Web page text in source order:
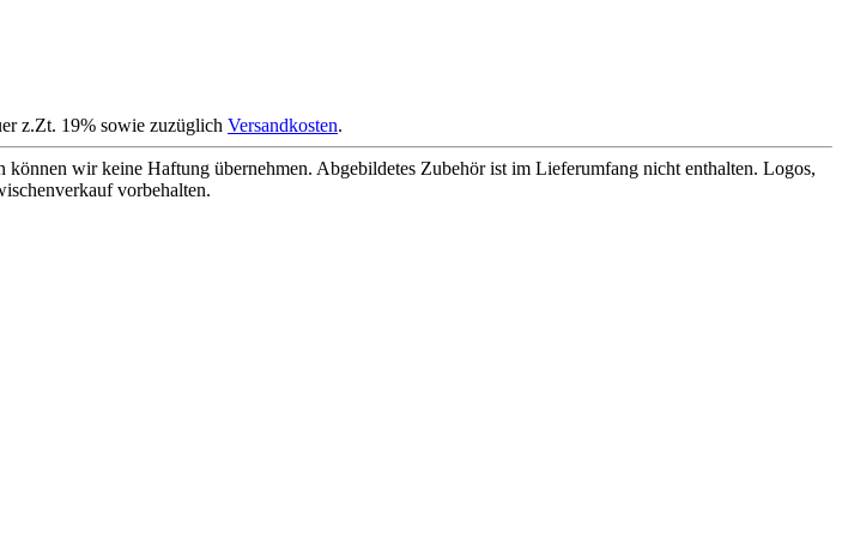
z.Zt. 19% sowie zuzüglich Versandkosten.
wir keine Haftung übernehmen. Abgebildetes Zubehör ist im Lieferumfang nicht enthalten. Logos,
vorbehalten.